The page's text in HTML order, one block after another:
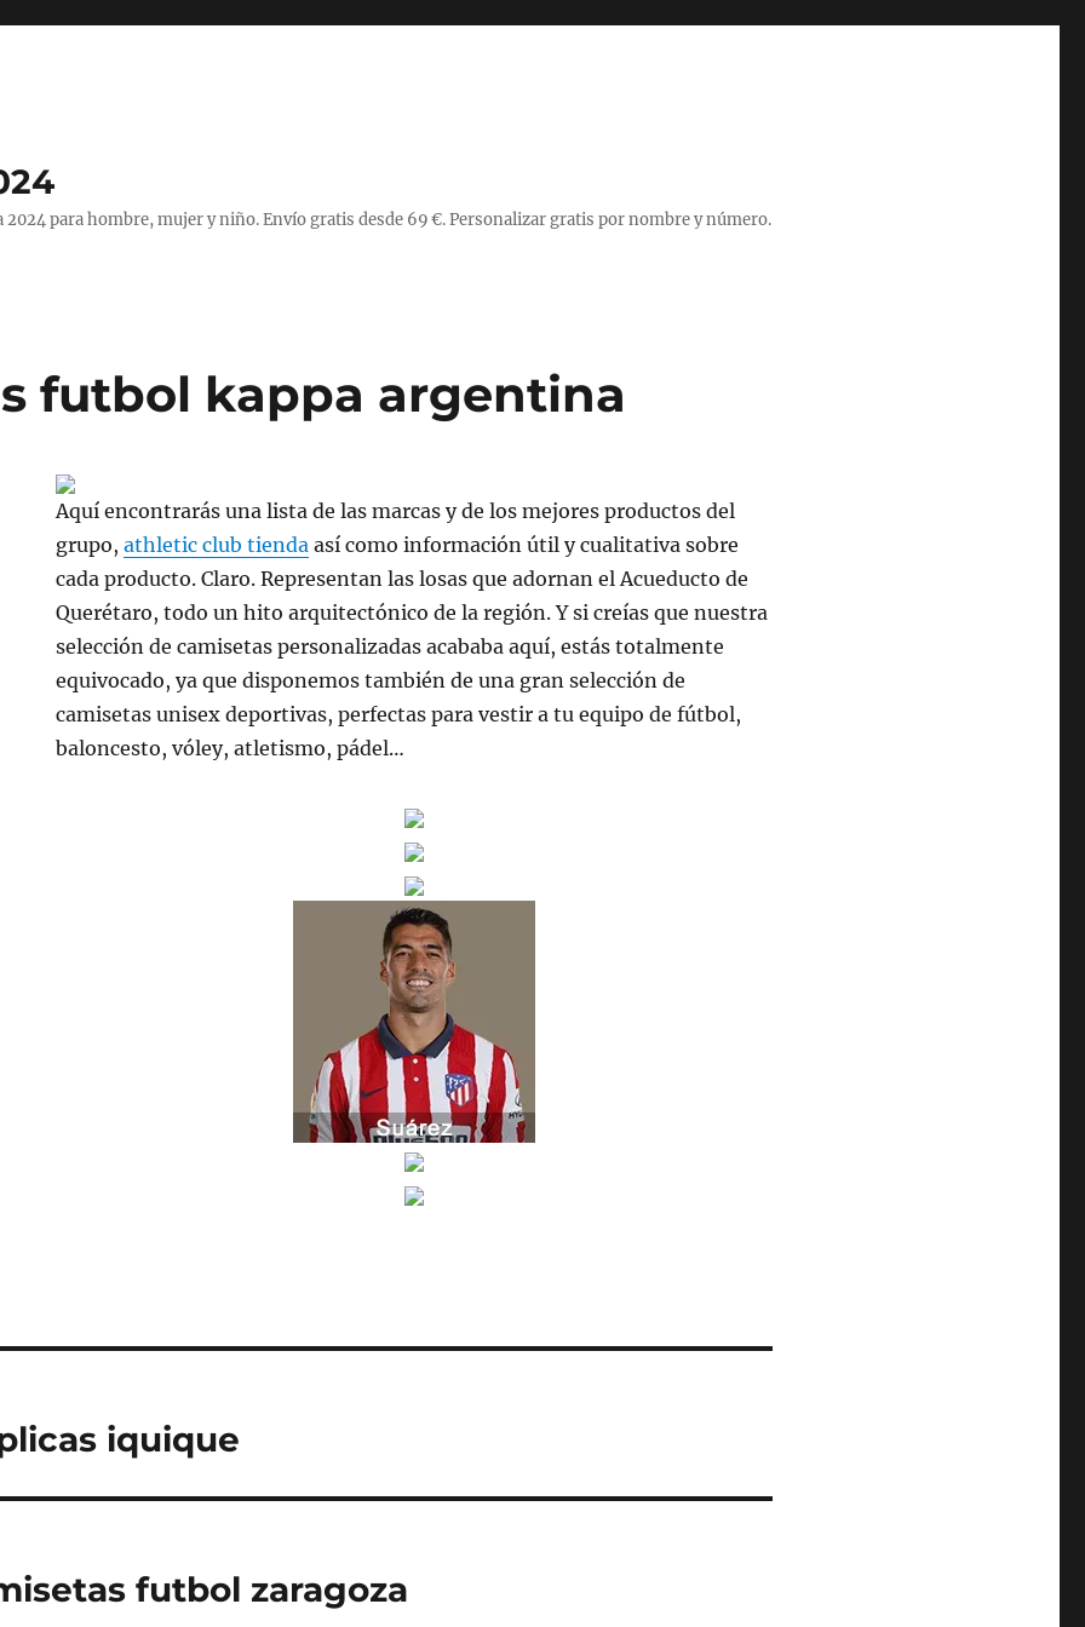
para hombre, mujer y niño. Envío gratis desde 69 €. Personalizar gratis por nombre y número.
futbol kappa argentina
Aquí encontrarás una lista de las marcas y de los mejores productos del
grupo,athletic club tienda así como información útil y cualitativa sobre
cada producto. Claro. Representan las losas que adornan el Acueducto de
Querétaro, todo un hito arquitectónico de la región. Y si creías que nuestra
selección de camisetas personalizadas acababa aquí, estás totalmente
equivocado, ya que disponemos también de una gran selección de
camisetas unisex deportivas, perfectas para vestir a tu equipo de fútbol,
baloncesto, vóley, atletismo, pádel…
iquique
futbol zaragoza